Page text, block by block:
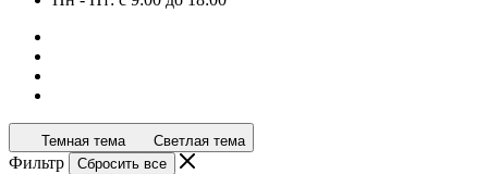
Темная тема Светлая тема
Фильтр Сбросить все